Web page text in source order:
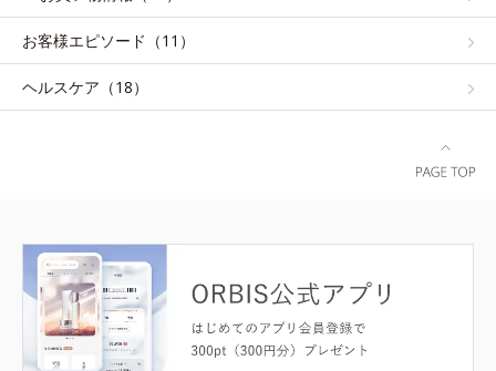
お客様エピソード（11）
ヘルスケア（18）